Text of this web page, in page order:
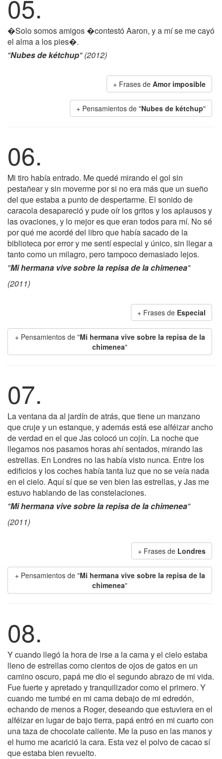
05.
�Solo somos amigos �contestó Aaron, y a mí se me cayó
el alma a los pies�.
"Nubes de kétchup" (2012)
+ Frases de Amor imposible
+ Pensamientos de "Nubes de kétchup"
06.
Mi tiro había entrado. Me quedé mirando el gol sin
pestañear y sin moverme por si no era más que un sueño
del que estaba a punto de despertarme. El sonido de
caracola desapareció y pude oír los gritos y los aplausos y
las ovaciones, y lo mejor es que eran todos para mí. No sé
por qué me acordé del libro que había sacado de la
biblioteca por error y me sentí especial y único, sin llegar a
tanto como un milagro, pero tampoco demasiado lejos.
"Mi hermana vive sobre la repisa de la chimenea"
(2011)
+ Frases de Especial
+ Pensamientos de "Mi hermana vive sobre la repisa de la
chimenea"
07.
La ventana da al jardín de atrás, que tiene un manzano
que cruje y un estanque, y además está ese alféizar ancho
de verdad en el que Jas colocó un cojín. La noche que
llegamos nos pasamos horas ahí sentados, mirando las
estrellas. En Londres no las había visto nunca. Entre los
edificios y los coches había tanta luz que no se veía nada
en el cielo. Aquí sí que se ven bien las estrellas, y Jas me
estuvo hablando de las constelaciones.
"Mi hermana vive sobre la repisa de la chimenea"
(2011)
+ Frases de Londres
+ Pensamientos de "Mi hermana vive sobre la repisa de la
chimenea"
08.
Y cuando llegó la hora de irse a la cama y el cielo estaba
lleno de estrellas como cientos de ojos de gatos en un
camino oscuro, papá me dio el segundo abrazo de mi vida.
Fue fuerte y apretado y tranquilizador como el primero. Y
cuando me tumbé en mi cama debajo de mi edredón,
echando de menos a Roger, deseando que estuviera en el
alféizar en lugar de bajo tierra, papá entró en mi cuarto con
una taza de chocolate caliente. Me la puso en las manos y
el humo me acarició la cara. Esta vez el polvo de cacao sí
que estaba bien revuelto.